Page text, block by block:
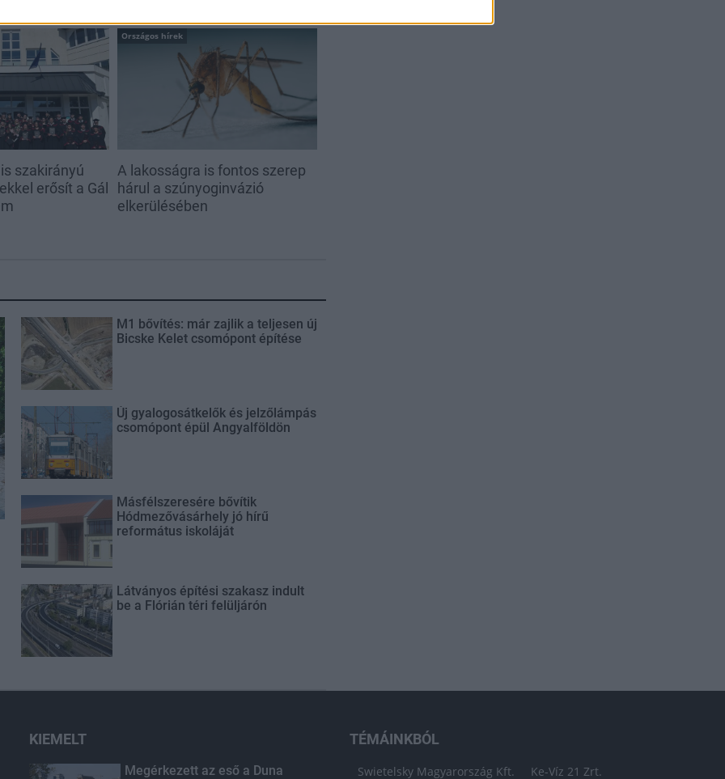
szakirányú
erősít a Gál
Országos hírek
A lakosságra is fontos szerep
hárul a szúnyoginvázió
elkerülésében
M1 bővítés: már zajlik a teljesen új
Bicske Kelet csomópont építése
Új gyalogosátkelők és jelzőlámpás
csomópont épül Angyalföldön
Másfélszeresére bővítik
Hódmezővásárhely jó hírű
református iskoláját
Látványos építési szakasz indult
be a Flórián téri felüljárón
KIEMELT
Megérkezett az eső a Duna
TÉMÁINKBÓL
Swietelsky Magyarország Kft. Ke-Víz 21 Zrt.